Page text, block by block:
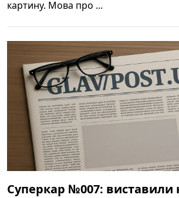
картину. Мова про ...
Суперкар №007: виставили